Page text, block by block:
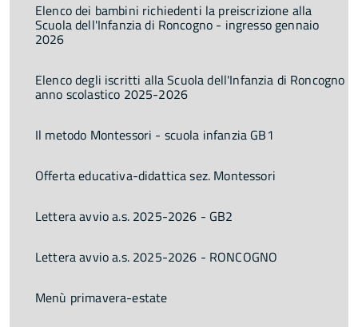
Elenco dei bambini richiedenti la preiscrizione alla
Scuola dell'Infanzia di Roncogno - ingresso gennaio
2026
Elenco degli iscritti alla Scuola dell'Infanzia di Roncogno
anno scolastico 2025-2026
Il metodo Montessori - scuola infanzia GB1
Offerta educativa-didattica sez. Montessori
Lettera avvio a.s. 2025-2026 - GB2
Lettera avvio a.s. 2025-2026 - RONCOGNO
Menù primavera-estate